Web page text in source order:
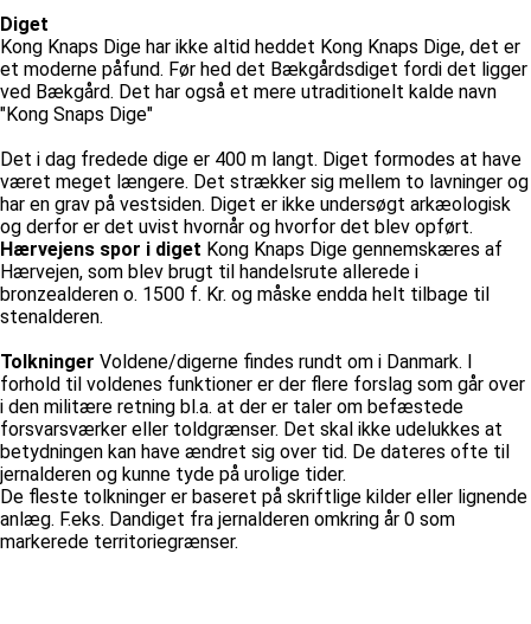
Diget
Kong Knaps Dige har ikke altid heddet Kong Knaps Dige, det er
et moderne påfund. Før hed det Bækgårdsdiget fordi det ligger
ved Bækgård. Det har også et mere utraditionelt kalde navn
"Kong Snaps Dige"
Det i dag fredede dige er 400 m langt. Diget formodes at have
været meget længere. Det strækker sig mellem to lavninger og
har en grav på vestsiden. Diget er ikke undersøgt arkæologisk
og derfor er det uvist hvornår og hvorfor det blev opført.
Hærvejens spor i diget Kong Knaps Dige gennemskæres af
Hærvejen, som blev brugt til handelsrute allerede i
bronzealderen o. 1500 f. Kr. og måske endda helt tilbage til
stenalderen.
Tolkninger Voldene/digerne findes rundt om i Danmark. I
forhold til voldenes funktioner er der flere forslag som går over
i den militære retning bl.a. at der er taler om befæstede
forsvarsværker eller toldgrænser. Det skal ikke udelukkes at
betydningen kan have ændret sig over tid. De dateres ofte til
jernalderen og kunne tyde på urolige tider.
De fleste tolkninger er baseret på skriftlige kilder eller lignende
anlæg. F.eks. Dandiget fra jernalderen omkring år 0 som
markerede territoriegrænser.